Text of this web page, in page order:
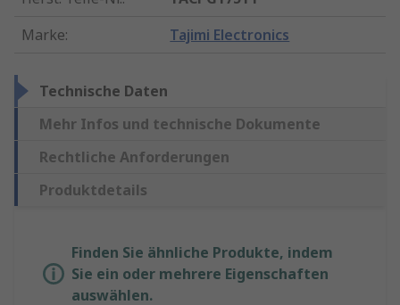
Marke: Tajimi Electronics
Technische Daten
Mehr Infos und technische Dokumente
Rechtliche Anforderungen
Produktdetails
Finden Sie ähnliche Produkte, indem
Sie ein oder mehrere Eigenschaften
auswählen.